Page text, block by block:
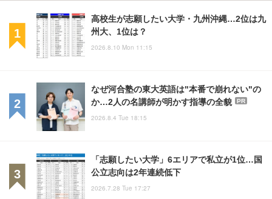
高校生が志願したい大学・九州沖縄…2位は九
州大、1位は？
2026.8.10 Mon 11:15
なぜ河合塾の東大英語は"本番で崩れない"の
か…2人の名講師が明かす指導の全貌
PR
2026.8.4 Tue 18:15
「志願したい大学」6エリアで私立が1位…国
公立志向は2年連続低下
2026.7.28 Tue 17:27